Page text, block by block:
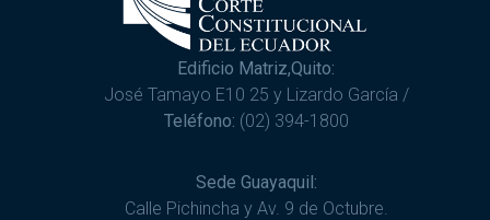
Edificio Matriz,Quito:
José Tamayo E10 25 y Lizardo García /
Teléfono: (02) 394-1800
Sede Guayaquil:
Calle Pichincha y Av. 9 de Octubre.